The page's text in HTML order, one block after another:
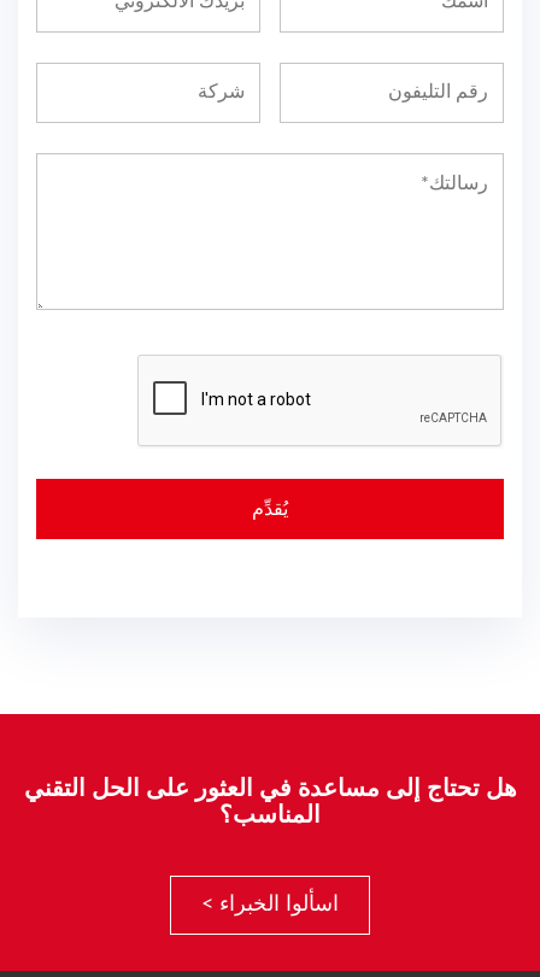
هل تحتاج إلى مساعدة في العثور على الحل التقني
المناسب؟
اسألوا الخبراء >